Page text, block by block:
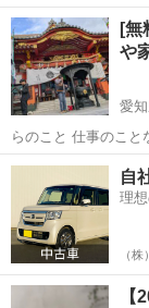
統計学の講座を習…
沖縄 うるま市
[無
や
愛
らのこと 仕事のこと
す。 お悩みの方…
愛知 名古屋市
自
理
（
【